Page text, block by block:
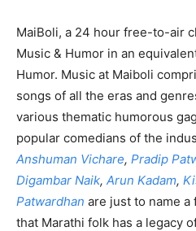
MaiBoli, a 24 hour free-to-air
Music & Humor in an
Humor. Music at Maiboli
songs of all the eras and
various thematic humorous
popular comedians of the
Anshuman Vichare, Pradip
Digambar Naik, Arun Kadam,
Patwardhan are just to name a
that Marathi folk has a legacy